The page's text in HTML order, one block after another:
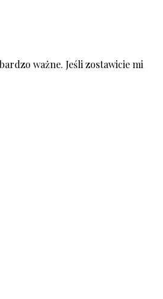
ważne. Jeśli zostawicie mi